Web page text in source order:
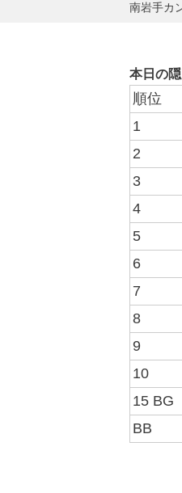
南岩手カ
本日の
順位
1
2
3
4
5
6
7
8
9
10
15 BG
BB